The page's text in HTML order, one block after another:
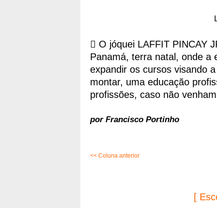
 O jóquei LAFFIT PINCAY
Panamá, terra natal, onde a
expandir os cursos visando
montar, uma educação
profissões, caso não
por Francisco Portinho
<< Coluna anterior
[